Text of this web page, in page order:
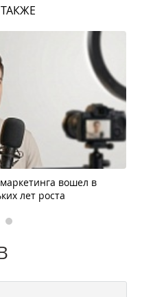
вошел в
лет роста